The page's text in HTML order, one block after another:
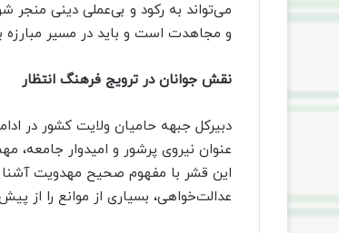
می‌تواند به رکود و بی‌عملی دینی منجر
و مجاهدت است و باید در مسیر مبارزه
نقش جوانان در ترویج فرهنگ انتظار
دبیرکل جبهه حامیان ولایت کشور در
عنوان نیروی پرشور و امیدوار جامعه،
این قشر با مفهوم صحیح مهدویت آشنا
عدالت‌خواهی، بسیاری از موانع را از